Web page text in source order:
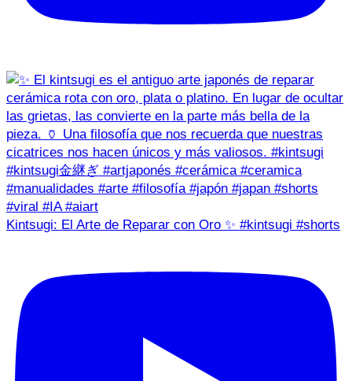
Kintsugi: El Arte de Reparar con Oro ✨ #kintsugi #shorts